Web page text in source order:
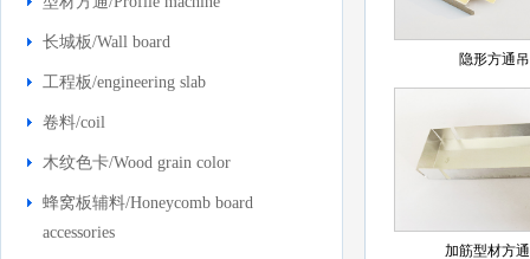
长城板/Wall board
工程板/engineering slab
卷料/coil
木纹色卡/Wood grain color
蜂窝板辅料/Honeycomb board
accessories
隐形方通
加筋型材方